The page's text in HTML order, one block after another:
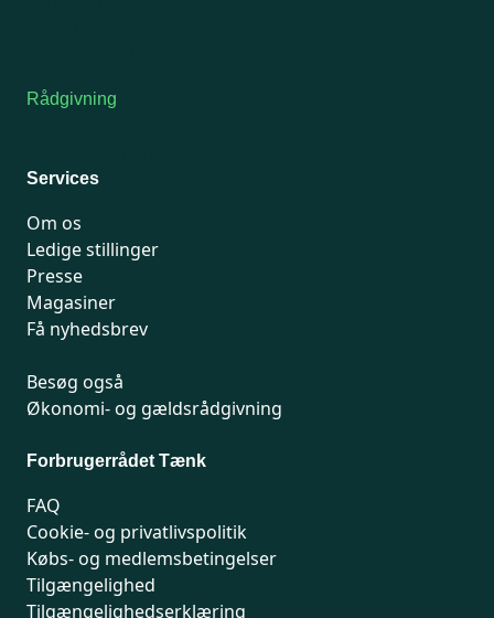
Rådgivning
Services
Om os
Ledige stillinger
Presse
Magasiner
Få nyhedsbrev
Besøg også
Økonomi- og gældsrådgivning
Forbrugerrådet Tænk
FAQ
Cookie- og privatlivspolitik
Købs- og medlemsbetingelser
Tilgængelighed
Tilgængelighedserklæring